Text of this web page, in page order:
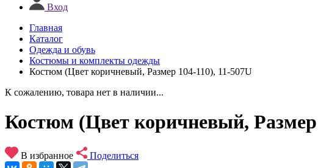
Вход
Главная
Каталог
Одежда и обувь
Костюмы и комплекты одежды
Костюм (Цвет коричневый, Размер 104-110), 11-507U
К сожалению, товара нет в наличии...
Костюм (Цвет коричневый, Размер
В избранное Поделиться